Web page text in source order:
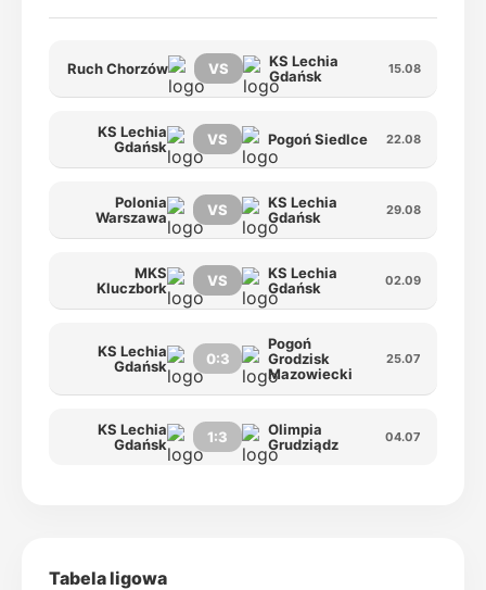
Ruch Chorzów VS
KS Lechia
Gdańsk
15.08
KS Lechia
Gdańsk
VS Pogoń Siedlce 22.08
Polonia
Warszawa
VS
KS Lechia
Gdańsk
29.08
MKS
Kluczbork
VS
KS Lechia
Gdańsk
02.09
KS Lechia
Gdańsk
0:3
Pogoń
Grodzisk
Mazowiecki
25.07
KS Lechia
Gdańsk
1:3
Olimpia
Grudziądz
04.07
Tabela ligowa